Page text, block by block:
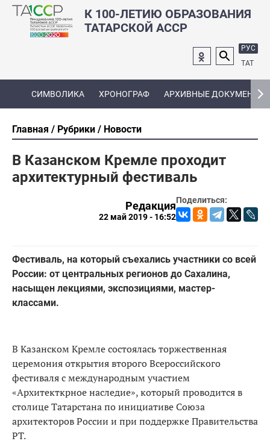
К 100-ЛЕТИЮ ОБРАЗОВАНИЯ
ТАТАРСКОЙ АССР
РУС
ТАТ
СИМВОЛИКА ХРОНОГРАФ АРХИВНЫЕ ДОКУМЕНТЫ
Главная Рубрики Новости
В Казанском Кремле проходит
архитектурный фестиваль
Поделиться:
Редакция
22 май 2019 - 16:52
Фестиваль, на который съехались участники со всей
России: от центральных регионов до Сахалина,
насыщен лекциями, экспозициями, мастер-
классами.
В Казанском Кремле состоялась торжественная
церемония открытия второго Всероссийского
фестиваля с международным участием
«Архитекткрное наследие», который проводится в
столице Татарстана по инициативе Союза
архитекторов России и при поддержке Правительства
РТ.